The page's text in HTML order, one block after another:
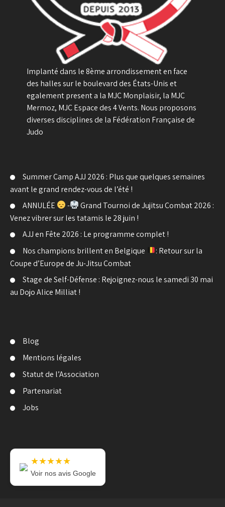
Implanté dans le 8ème arrondissement en face
des halles sur le boulevard des États-Unis et
egalement present a la MJC Monplaisir, la MJC
Mermoz, MJC Espace des 4 Vents. Nous proposons
diverses disciplines de la Fédération Française de
Judo
Summer Camp AJJ 2026 : Plus que quelques semaines
avant le grand rendez-vous de l’été !
ANNULÉE
-
Grand Tournoi de Jujitsu Combat 2026 :
Venez vibrer sur les tatamis le 28 juin !
AJJ en Fête 2026 : Le programme complet !
Nos champions brillent en Belgique
: Retour sur la
Coupe d’Europe de Ju-Jitsu Combat
Stage de Self-Défense : Rejoignez-nous le samedi 30 mai
au Dojo Alice Milliat !
Blog
Mentions légales
Statut de l’Association
Partenariat
Jobs
★★★★★
Voir nos avis Google